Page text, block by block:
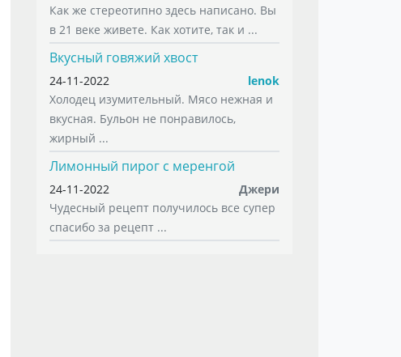
Как же стереотипно здесь написано. Вы
в 21 веке живете. Как хотите, так и ...
Вкусный говяжий хвост
24-11-2022
lenok
Холодец изумительный. Мясо нежная и
вкусная. Бульон не понравилось,
жирный ...
Лимонный пирог с меренгой
24-11-2022
Джери
Чудесный рецепт получилось все супер
спасибо за рецепт ...